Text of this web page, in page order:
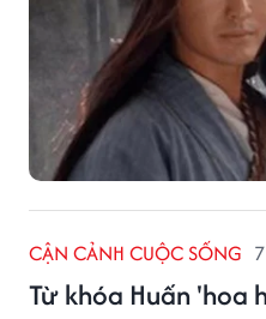
CẬN CẢNH CUỘC SỐNG
Từ khóa Huấn 'hoa